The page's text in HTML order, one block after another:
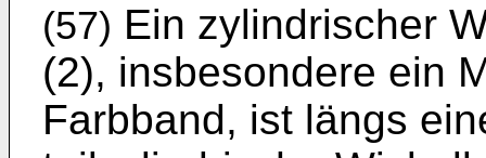
(57) Ein zylindrischer
(2), insbe­sondere ein
Farbband, ist längs